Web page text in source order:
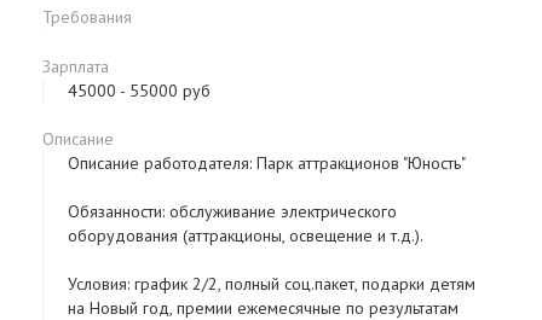
Требования
Зарплата
45000 - 55000 руб
Описание
Описание работодателя: Парк аттракционов "Юность"
Обязанности: обслуживание электрического
оборудования (аттракционы, освещение и т.д.).
Условия: график 2/2, полный соц.пакет, подарки детям
на Новый год, премии ежемесячные по результатам